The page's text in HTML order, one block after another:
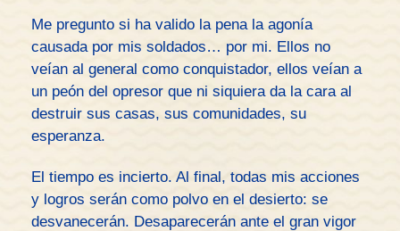
Me pregunto si ha valido la pena la agonía
causada por mis soldados… por mi. Ellos no
veían al general como conquistador, ellos veían a
un peón del opresor que ni siquiera da la cara al
destruir sus casas, sus comunidades, su
esperanza.
El tiempo es incierto. Al final, todas mis acciones
y logros serán como polvo en el desierto: se
desvanecerán. Desaparecerán ante el gran vigor